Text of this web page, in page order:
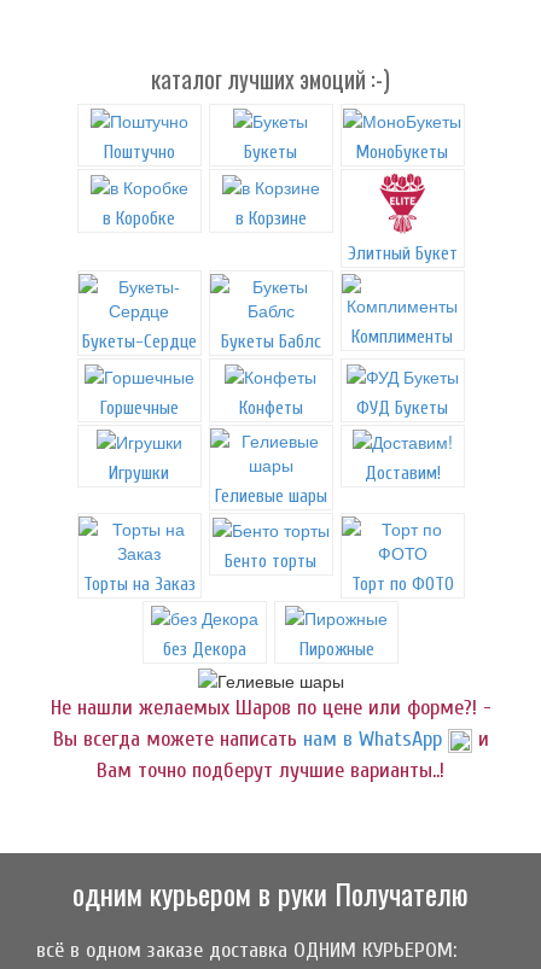
каталог лучших эмоций :-)
Поштучно Букеты МоноБукеты
в Коробке
в Корзине
Элитный Букет
Букеты-Сердце Букеты Баблс Комплименты
Горшечные Конфеты ФУД Букеты
Игрушки
Гелиевые шары
Доставим!
Торты на Заказ
Бенто торты
Торт по ФОТО
без Декора Пирожные
Не нашли желаемых Шаров по цене или форме?! -
Вы всегда можете написать нам в WhatsApp
и
Вам точно подберут лучшие варианты..!
одним курьером в руки Получателю
всё в одном заказе доставка ОДНИМ КУРЬЕРОМ: